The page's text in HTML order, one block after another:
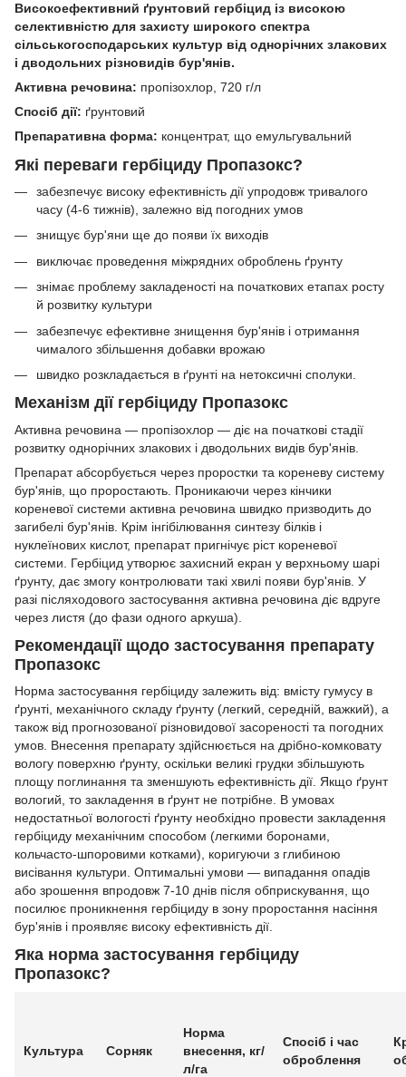
Високоефективний ґрунтовий гербіцид із високою
селективністю для захисту широкого спектра
сільськогосподарських культур від однорічних злакових
і дводольних різновидів бур'янів.
Активна речовина: пропізохлор, 720 г/л
Спосіб дії: ґрунтовий
Препаративна форма: концентрат, що емульгувальний
Які переваги гербіциду Пропазокс?
забезпечує високу ефективність дії упродовж тривалого
часу (4-6 тижнів), залежно від погодних умов
знищує бур'яни ще до появи їх виходів
виключає проведення міжрядних оброблень ґрунту
знімає проблему закладеності на початкових етапах росту
й розвитку культури
забезпечує ефективне знищення бур'янів і отримання
чималого збільшення добавки врожаю
швидко розкладається в ґрунті на нетоксичні сполуки.
Механізм дії гербіциду Пропазокс
Активна речовина — пропізохлор — діє на початкові стадії
розвитку однорічних злакових і дводольних видів бур'янів.
Препарат абсорбується через проростки та кореневу систему
бур'янів, що проростають. Проникаючи через кінчики
кореневої системи активна речовина швидко призводить до
загибелі бур'янів. Крім інгібілювання синтезу білків і
нуклеїнових кислот, препарат пригнічує ріст кореневої
системи. Гербіцид утворює захисний екран у верхньому шарі
ґрунту, дає змогу контролювати такі хвилі появи бур'янів. У
разі післяходового застосування активна речовина діє вдруге
через листя (до фази одного аркуша).
Рекомендації щодо застосування препарату
Пропазокс
Норма застосування гербіциду залежить від: вмісту гумусу в
ґрунті, механічного складу ґрунту (легкий, середній, важкий), а
також від прогнозованої різновидової засореності та погодних
умов. Внесення препарату здійснюється на дрібно-комковату
вологу поверхню ґрунту, оскільки великі грудки збільшують
площу поглинання та зменшують ефективність дії. Якщо ґрунт
вологий, то закладення в ґрунт не потрібне. В умовах
недостатньої вологості ґрунту необхідно провести закладення
гербіциду механічним способом (легкими боронами,
кольчасто-шпоровими котками), коригуючи з глибиною
висівання культури. Оптимальні умови — випадання опадів
або зрошення впродовж 7-10 днів після обприскування, що
посилює проникнення гербіциду в зону проростання насіння
бур'янів і проявляє високу ефективність дії.
Яка норма застосування гербіциду
Пропазокс?
Культура Сорняк
Норма
внесення, кг/
л/га
Спосіб і час
оброблення